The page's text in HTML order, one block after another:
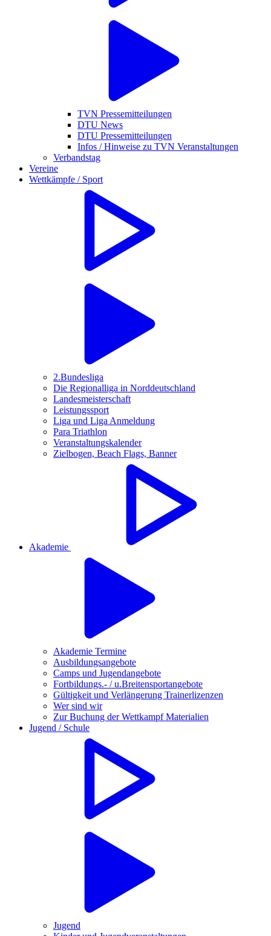
TVN Pressemitteilungen
DTU News
DTU Pressemitteilungen
Infos / Hinweise zu TVN Veranstaltungen
Verbandstag
Vereine
Wettkämpfe / Sport
2.Bundesliga
Die Regionalliga in Norddeutschland
Landesmeisterschaft
Leistungssport
Liga und Liga Anmeldung
Para Triathlon
Veranstaltungskalender
Zielbogen, Beach Flags, Banner
Akademie
Akademie Termine
Ausbildungsangebote
Camps und Jugendangebote
Fortbildungs.- / u.Breitensportangebote
Gültigkeit und Verlängerung Trainerlizenzen
Wer sind wir
Zur Buchung der Wettkampf Materialien
Jugend / Schule
Jugend